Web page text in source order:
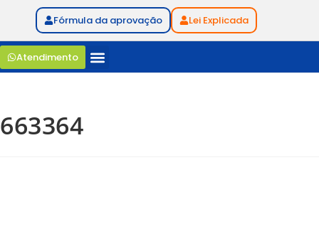
Fórmula da aprovação Lei Explicada
Atendimento
663364